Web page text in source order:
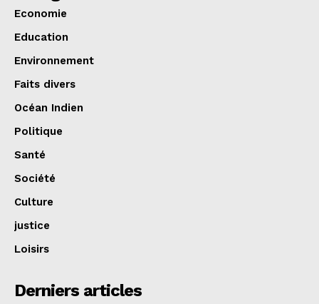
Economie
Education
Environnement
Faits divers
Océan Indien
Politique
Santé
Société
Culture
justice
Loisirs
Derniers articles